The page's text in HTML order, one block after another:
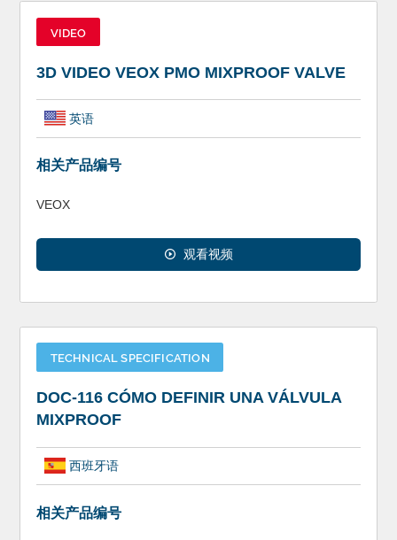
VIDEO
3D VIDEO VEOX PMO MIXPROOF VALVE
英语
相关产品编号
VEOX
观看视频
TECHNICAL SPECIFICATION
DOC-116 CÓMO DEFINIR UNA VÁLVULA
MIXPROOF
西班牙语
相关产品编号